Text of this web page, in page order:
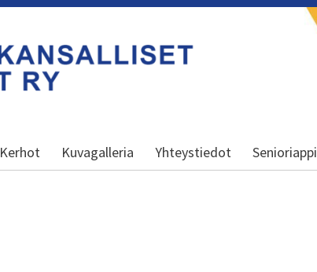
Kerhot Kuvagalleria Yhteystiedot Senioriappi